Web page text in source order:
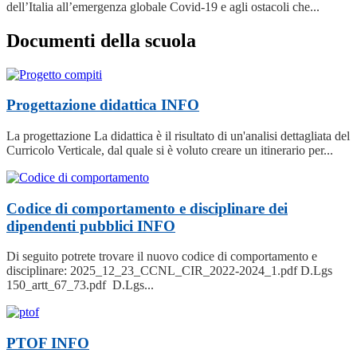
dell’Italia all’emergenza globale Covid-19 e agli ostacoli che...
Documenti della scuola
Progettazione didattica INFO
La progettazione La didattica è il risultato di un'analisi dettagliata del
Curricolo Verticale, dal quale si è voluto creare un itinerario per...
Codice di comportamento e disciplinare dei
dipendenti pubblici INFO
Di seguito potrete trovare il nuovo codice di comportamento e
disciplinare: 2025_12_23_CCNL_CIR_2022-2024_1.pdf D.Lgs
150_artt_67_73.pdf D.Lgs...
PTOF INFO